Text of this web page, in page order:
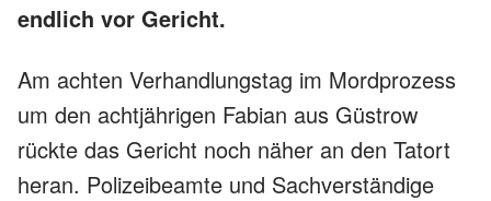
endlich vor Gericht.
Am achten Verhandlungstag im Mordprozess
um den achtjährigen Fabian aus Güstrow
rückte das Gericht noch näher an den Tatort
heran. Polizeibeamte und Sachverständige